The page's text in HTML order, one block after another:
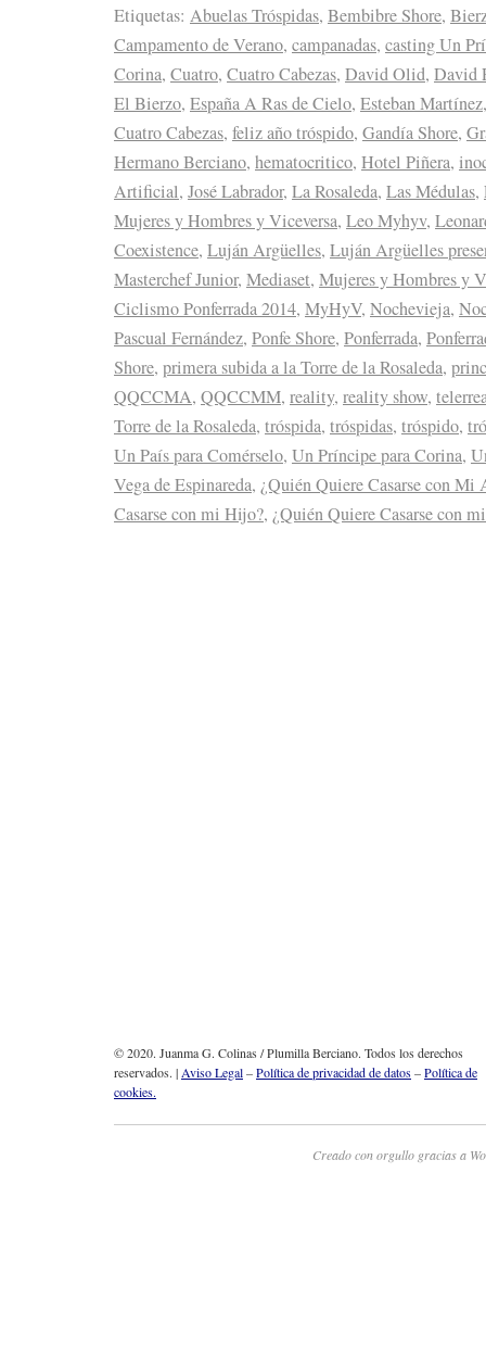
Etiquetas: Abuelas Tróspidas, Bembibre Shore,
Campamento de Verano, campanadas, casting Un
Corina, Cuatro, Cuatro Cabezas, David Olid, David
El Bierzo, España A Ras de Cielo, Esteban Martínez
Cuatro Cabezas, feliz año tróspido, Gandía Shore,
Hermano Berciano, hematocritico, Hotel Piñera,
Artificial, José Labrador, La Rosaleda, Las Médulas,
Mujeres y Hombres y Viceversa, Leo Myhyv,
Coexistence, Luján Argüelles, Luján Argüelles
Masterchef Junior, Mediaset, Mujeres y Hombres y
Ciclismo Ponferrada 2014, MyHyV, Nochevieja,
Pascual Fernández, Ponfe Shore, Ponferrada,
Shore, primera subida a la Torre de la Rosaleda,
QQCCMA, QQCCMM, reality, reality show,
Torre de la Rosaleda, tróspida, tróspidas, tróspido,
Un País para Comérselo, Un Príncipe para Corina,
Vega de Espinareda, ¿Quién Quiere Casarse con Mi
Casarse con mi Hijo?, ¿Quién Quiere Casarse con
© 2020. Juanma G. Colinas / Plumilla Berciano. Todos los derechos
reservados. |Aviso Legal–Política de privacidad de datos–Política de
cookies.
Creado con orgullo gracias a